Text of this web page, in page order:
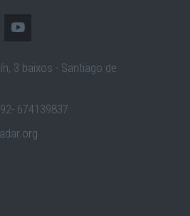
3 baixos - Santiago de
674139837